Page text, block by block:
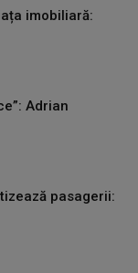
imobiliară:
Adrian
pasagerii: